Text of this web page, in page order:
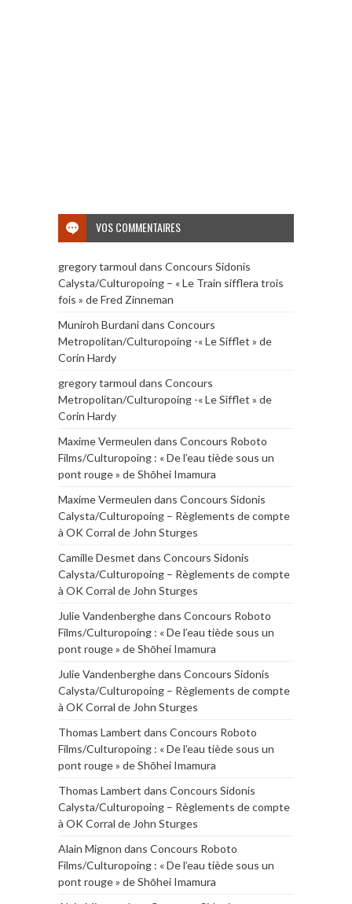
VOS COMMENTAIRES
gregory tarmoul dans Concours Sidonis
Calysta/Culturopoing – « Le Train sifflera trois
fois » de Fred Zinneman
Muniroh Burdanidans Concours
Metropolitan/Culturopoing -« Le Sifflet » de
Corin Hardy
gregory tarmoul dans Concours
Metropolitan/Culturopoing -« Le Sifflet » de
Corin Hardy
Maxime Vermeulen dans Concours Roboto
Films/Culturopoing : « De l’eau tiède sous un
pont rouge » de Shōhei Imamura
Maxime Vermeulen dans Concours Sidonis
Calysta/Culturopoing – Règlements de compte
à OK Corral de John Sturges
Camille Desmet dans Concours Sidonis
Calysta/Culturopoing – Règlements de compte
à OK Corral de John Sturges
Julie Vandenberghedans Concours Roboto
Films/Culturopoing : « De l’eau tiède sous un
pont rouge » de Shōhei Imamura
Julie Vandenberghedans Concours Sidonis
Calysta/Culturopoing – Règlements de compte
à OK Corral de John Sturges
Thomas Lambert dans Concours Roboto
Films/Culturopoing : « De l’eau tiède sous un
pont rouge » de Shōhei Imamura
Thomas Lambert dans Concours Sidonis
Calysta/Culturopoing – Règlements de compte
à OK Corral de John Sturges
Alain Mignon dans Concours Roboto
Films/Culturopoing : « De l’eau tiède sous un
pont rouge » de Shōhei Imamura